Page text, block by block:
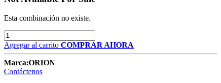
Esta combinación no existe.
Agregar al carrito COMPRAR AHORA
Marca:ORION
Contáctenos